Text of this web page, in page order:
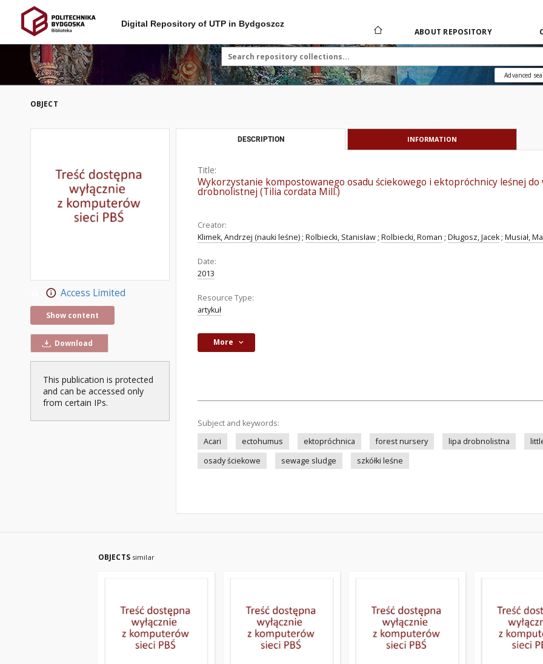
Digital Repository of UTP in Bydgoszcz
ABOUT REPOSITORY
Advanced
OBJECT
Access Limited
Show content
Download
This publication is protected
and can be accessed only
from certain IPs.
DESCRIPTION INFORMATION
Title:
Wykorzystanie kompostowanego osadu ściekowego i ektopróchnicy leśnej
drobnolistnej (Tilia cordata Mill.)
Creator:
Klimek, Andrzej (nauki leśne) ; Rolbiecki, Stanisław ; Rolbiecki, Roman ; Długosz, Jacek ; Musiał,
Date:
2013
Resource Type:
artykuł
More
Subject and keywords:
Acari
ectohumus ektopróchnica forest nursery lipa drobnolistna
osady ściekowe
sewage sludge szkółki leśne
OBJECTS similar